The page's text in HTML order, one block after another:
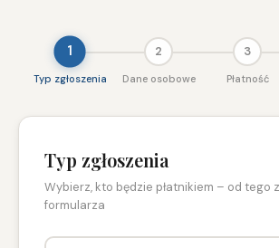
1
Typ zgłoszenia
2
Dane osobowe
3
Płatność
Typ zgłoszenia
Wybierz, kto będzie płatnikiem – od tego
formularza